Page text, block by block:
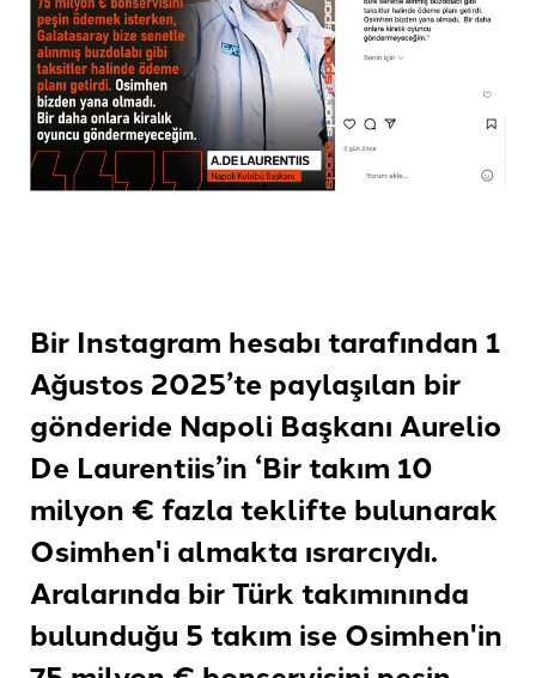
Bir Instagram hesabı tarafından 1
Ağustos 2025’te paylaşılan bir
gönderide Napoli Başkanı Aurelio
De Laurentiis’in ‘Bir takım 10
milyon € fazla teklifte bulunarak
Osimhen'i almakta ısrarcıydı.
Aralarında bir Türk takımınında
bulunduğu 5 takım ise Osimhen'in